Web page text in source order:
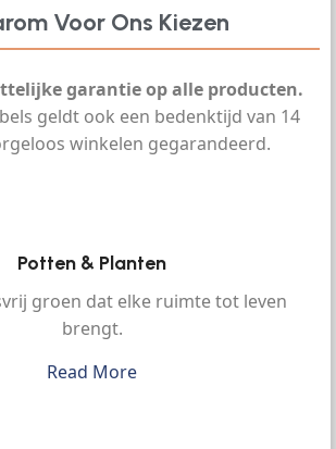
Voor Ons Kiezen
garantie op alle producten.
geldt ook een bedenktijd van 14
winkelen gegarandeerd.
Potten & Planten
groen dat elke ruimte tot leven
brengt.
Read More